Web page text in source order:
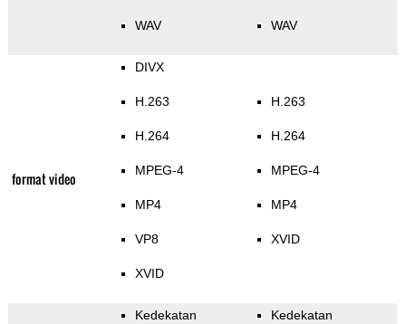
WAV WAV
format video
DIVX
H.263
H.264
MPEG-4
MP4
VP8
XVID
H.263
H.264
MPEG-4
MP4
XVID
Kedekatan Kedekatan